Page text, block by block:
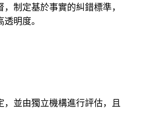
制定基於事實的糾錯標準，
明度。
並由獨立機構進行評估，且